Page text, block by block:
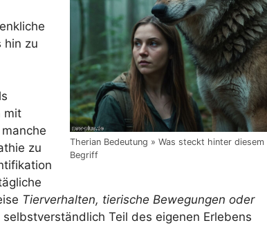
Therian Bedeutung » Was steckt hinter diesem
Begriff
hin zu
mit
zu
Tierverhalten, tierische Bewegungen oder
Teil des eigenen Erlebens